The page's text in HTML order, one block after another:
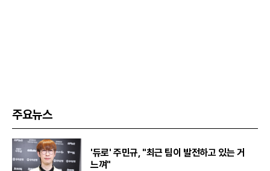
주요뉴스
'듀로' 주민규, "최근 팀이 발전하고 있는 거
느껴"